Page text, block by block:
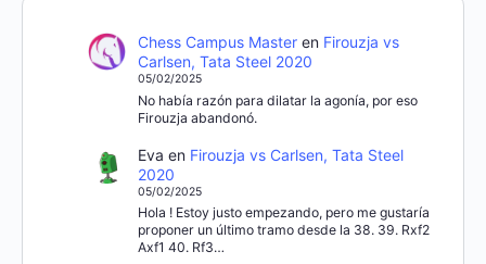
Chess Campus Masteren Firouzja vs
Carlsen, Tata Steel 2020
05/02/2025
No había razón para dilatar la agonía, por eso
Firouzja abandonó.
Eva en Firouzja vs Carlsen, Tata Steel
2020
05/02/2025
Hola ! Estoy justo empezando, pero me gustaría
proponer un último tramo desde la 38. 39. Rxf2
Axf1 40. Rf3…